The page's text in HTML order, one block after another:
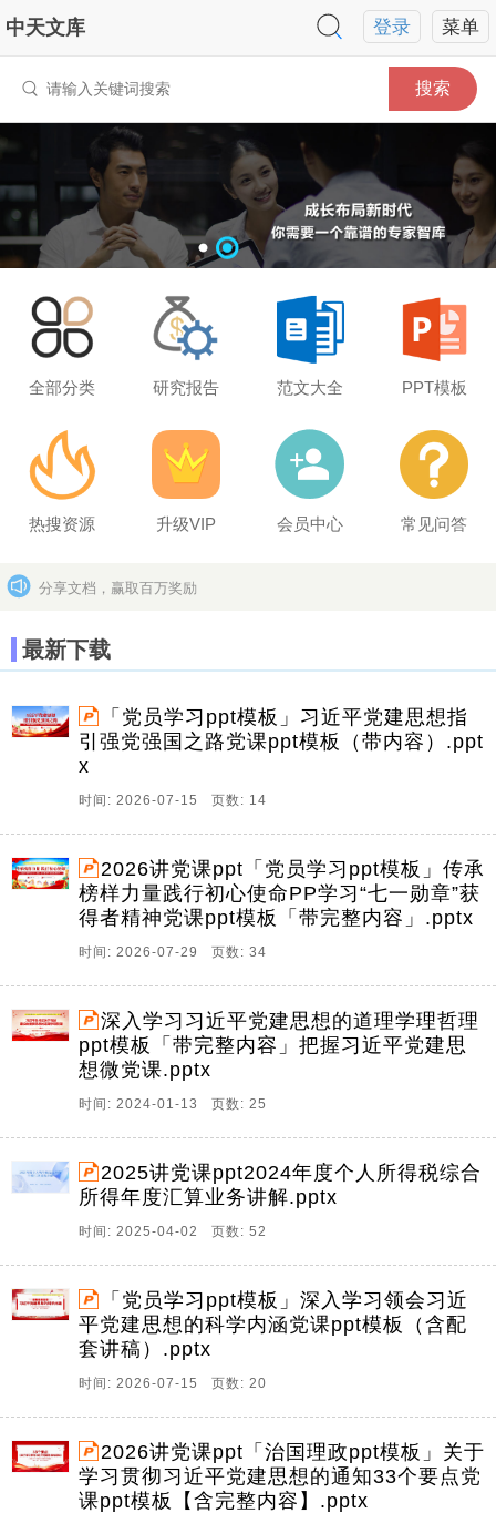
菜单
登录
中天文库
搜索
全部分类 研究报告 范文大全 PPT模板
热搜资源 升级VIP 会员中心 常见问答
分享文档，赢取百万奖励
最新下载
「党员学习ppt模板」习近平党建思想指
引强党强国之路党课ppt模板（带内容）.ppt
x
时间: 2026-07-15 页数: 14
2026讲党课ppt「党员学习ppt模板」传承
榜样力量践行初心使命PP学习“七一勋章”获
得者精神党课ppt模板「带完整内容」.pptx
时间: 2026-07-29 页数: 34
深入学习习近平党建思想的道理学理哲理
ppt模板「带完整内容」把握习近平党建思
想微党课.pptx
时间: 2024-01-13 页数: 25
2025讲党课ppt2024年度个人所得税综合
所得年度汇算业务讲解.pptx
时间: 2025-04-02 页数: 52
「党员学习ppt模板」深入学习领会习近
平党建思想的科学内涵党课ppt模板（含配
套讲稿）.pptx
时间: 2026-07-15 页数: 20
2026讲党课ppt「治国理政ppt模板」关于
学习贯彻习近平党建思想的通知33个要点党
课ppt模板【含完整内容】.pptx